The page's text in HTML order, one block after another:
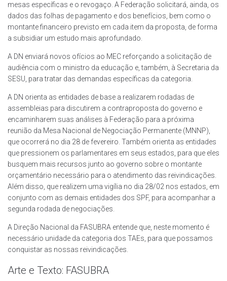
mesas específicas e o revogaço. A Federação solicitará, ainda, os
dados das folhas de pagamento e dos benefícios, bem como o
montante financeiro previsto em cada item da proposta, de forma
a subsidiar um estudo mais aprofundado.
A DN enviará novos ofícios ao MEC reforçando a solicitação de
audiência com o ministro da educação e, também, à Secretaria da
SESU, para tratar das demandas específicas da categoria.
A DN orienta as entidades de base a realizarem rodadas de
assembleias para discutirem a contraproposta do governo e
encaminharem suas análises à Federação para a próxima
reunião da Mesa Nacional de Negociação Permanente (MNNP),
que ocorrerá no dia 28 de fevereiro. Também orienta as entidades
que pressionem os parlamentares em seus estados, para que eles
busquem mais recursos junto ao governo sobre o montante
orçamentário necessário para o atendimento das reivindicações.
Além disso, que realizem uma vigília no dia 28/02 nos estados, em
conjunto com as demais entidades dos SPF, para acompanhar a
segunda rodada de negociações.
A Direção Nacional da FASUBRA entende que, neste momento é
necessário unidade da categoria dos TAEs, para que possamos
conquistar as nossas reivindicações.
Arte e Texto: FASUBRA